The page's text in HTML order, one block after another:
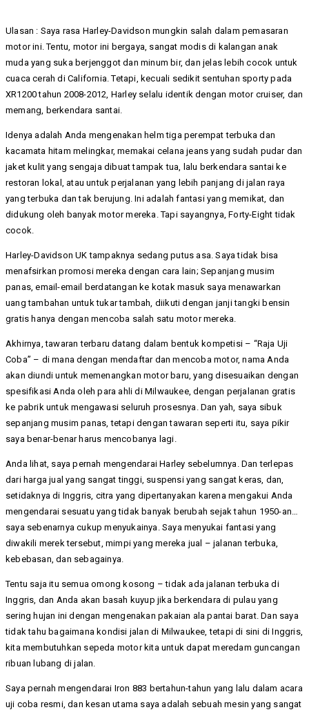
Ulasan : Saya rasa Harley-Davidson mungkin salah dalam pemasaran
motor ini. Tentu, motor ini bergaya, sangat modis di kalangan anak
muda yang suka berjenggot dan minum bir, dan jelas lebih cocok untuk
cuaca cerah di California. Tetapi, kecuali sedikit sentuhan sporty pada
XR1200 tahun 2008-2012, Harley selalu identik dengan motor cruiser, dan
memang, berkendara santai.
Idenya adalah Anda mengenakan helm tiga perempat terbuka dan
kacamata hitam melingkar, memakai celana jeans yang sudah pudar dan
jaket kulit yang sengaja dibuat tampak tua, lalu berkendara santai ke
restoran lokal, atau untuk perjalanan yang lebih panjang di jalan raya
yang terbuka dan tak berujung. Ini adalah fantasi yang memikat, dan
didukung oleh banyak motor mereka. Tapi sayangnya, Forty-Eight tidak
cocok.
Harley-Davidson UK tampaknya sedang putus asa. Saya tidak bisa
menafsirkan promosi mereka dengan cara lain; Sepanjang musim
panas, email-email berdatangan ke kotak masuk saya menawarkan
uang tambahan untuk tukar tambah, diikuti dengan janji tangki bensin
gratis hanya dengan mencoba salah satu motor mereka.
Akhirnya, tawaran terbaru datang dalam bentuk kompetisi – “Raja Uji
Coba” – di mana dengan mendaftar dan mencoba motor, nama Anda
akan diundi untuk memenangkan motor baru, yang disesuaikan dengan
spesifikasi Anda oleh para ahli di Milwaukee, dengan perjalanan gratis
ke pabrik untuk mengawasi seluruh prosesnya. Dan yah, saya sibuk
sepanjang musim panas, tetapi dengan tawaran seperti itu, saya pikir
saya benar-benar harus mencobanya lagi.
Anda lihat, saya pernah mengendarai Harley sebelumnya. Dan terlepas
dari harga jual yang sangat tinggi, suspensi yang sangat keras, dan,
setidaknya di Inggris, citra yang dipertanyakan karena mengakui Anda
mengendarai sesuatu yang tidak banyak berubah sejak tahun 1950-an…
saya sebenarnya cukup menyukainya. Saya menyukai fantasi yang
diwakili merek tersebut, mimpi yang mereka jual – jalanan terbuka,
kebebasan, dan sebagainya.
Tentu saja itu semua omong kosong – tidak ada jalanan terbuka di
Inggris, dan Anda akan basah kuyup jika berkendara di pulau yang
sering hujan ini dengan mengenakan pakaian ala pantai barat. Dan saya
tidak tahu bagaimana kondisi jalan di Milwaukee, tetapi di sini di Inggris,
kita membutuhkan sepeda motor kita untuk dapat meredam guncangan
ribuan lubang di jalan.
Saya pernah mengendarai Iron 883 bertahun-tahun yang lalu dalam acara
uji coba resmi, dan kesan utama saya adalah sebuah mesin yang sangat